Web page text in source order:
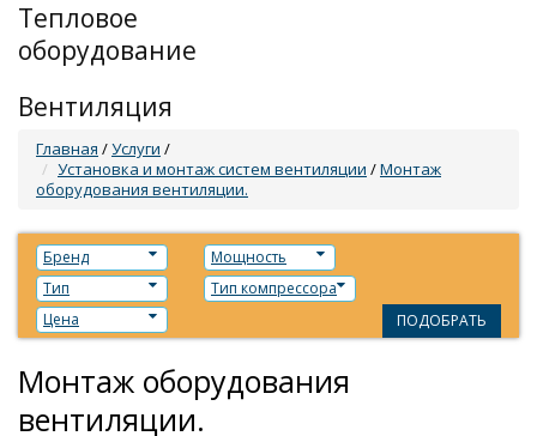
Тепловое
оборудование
Вентиляция
Главная /Услуги /
Установка и монтаж систем вентиляции /Монтаж
оборудования вентиляции.
Бренд
Мощность
Тип
Тип компрессора
Цена
ПОДОБРАТЬ
Монтаж оборудования
вентиляции.